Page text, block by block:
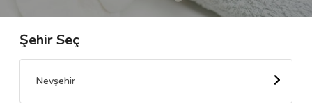
🎈 Biz Kimiz?
🌟 Müşteri Değerlendirmeleri
Şehir Seç
Nevşehir